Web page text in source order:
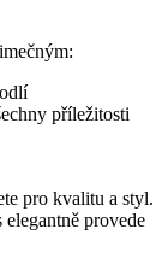
příležitosti
pro kvalitu a styl.
provede